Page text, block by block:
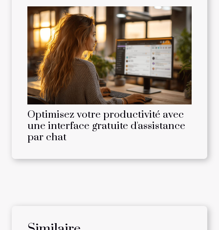
Optimisez votre productivité avec
une interface gratuite d'assistance
par chat